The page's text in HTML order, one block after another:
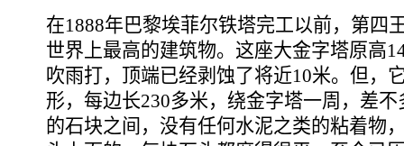
在1888年巴黎埃菲尔铁塔完工以前，第四
世界上最高的建筑物。这座大金字塔原高
吹雨打，顶端已经剥蚀了将近10米。但，
形，每边长230多米，绕金字塔一周，差
的石块之间，没有任何水泥之类的粘着物